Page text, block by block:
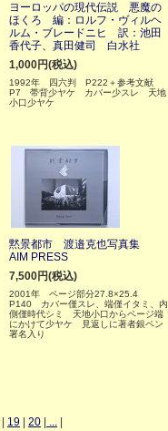
ヨーロッパの現代伝説 悪魔の
ほくろ 編：ロルフ・ヴィルヘ
ルム・ブレードニヒ 訳：池田
香代子、真田健司 白水社
1,000円(税込)
1992年 四六判 P222＋参考文献
P7 帯背少ヤケ カバー少スレ 天地
小口少ヤケ
黙景都市 渡邉克也写真集
AIM PRESS
7,500円(税込)
2001年 ページ部分27.8×25.4
P140 カバー僅スレ、端僅イタミ、内
側僅時代シミ 天地小口からページ端
にかけて少ヤケ 見返しに著者銀ペン
署名入り
19 20 ...